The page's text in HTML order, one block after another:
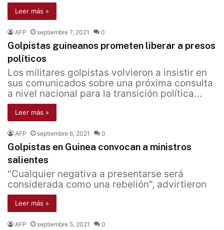
Leer más »
AFP septiembre 7, 2021 0
Golpistas guineanos prometen liberar a presos
políticos
Los militares golpistas volvieron a insistir en
sus comunicados sobre una próxima consulta
a nivel nacional para la transición política…
Leer más »
AFP septiembre 6, 2021 0
Golpistas en Guinea convocan a ministros
salientes
"Cualquier negativa a presentarse será
considerada como una rebelión", advirtieron
Leer más »
AFP septiembre 5, 2021 0